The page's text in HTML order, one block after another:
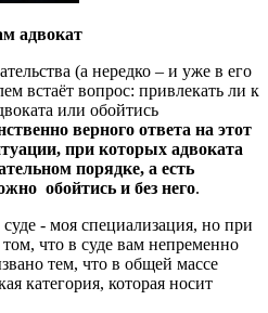
адвокат
(а нередко – и уже в его
встаёт вопрос: привлекать ли к
или обойтись
верного ответа на этот
при которых адвоката
порядке, а есть
обойтись и без него.
- моя специализация, но при
что в суде вам непременно
тем, что в общей массе
категория, которая носит